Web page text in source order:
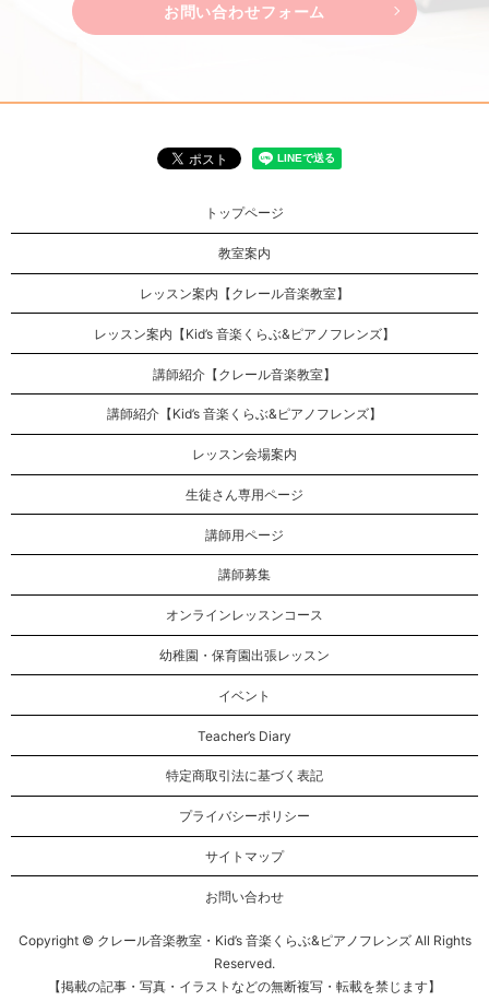
お問い合わせフォーム
トップページ
教室案内
レッスン案内【クレール音楽教室】
レッスン案内【Kid’s 音楽くらぶ&ピアノフレンズ】
講師紹介【クレール音楽教室】
講師紹介【Kid’s 音楽くらぶ&ピアノフレンズ】
レッスン会場案内
生徒さん専用ページ
講師用ページ
講師募集
オンラインレッスンコース
幼稚園・保育園出張レッスン
イベント
Teacher’s Diary
特定商取引法に基づく表記
プライバシーポリシー
サイトマップ
お問い合わせ
Copyright © クレール音楽教室・Kid’s 音楽くらぶ&ピアノフレンズ All Rights
Reserved.
【掲載の記事・写真・イラストなどの無断複写・転載を禁じます】